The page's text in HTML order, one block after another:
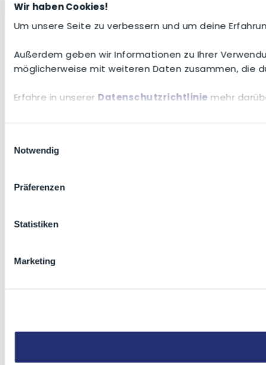
Wir haben Cookies!
Um unsere Seite zu verbessern und um deine
Außerdem geben wir Informationen zu Ihrer
möglicherweise mit weiteren Daten zusammen, die
Erfahre in unserer Datenschutzrichtlinie mehr
Notwendig
Präferenzen
Statistiken
Marketing